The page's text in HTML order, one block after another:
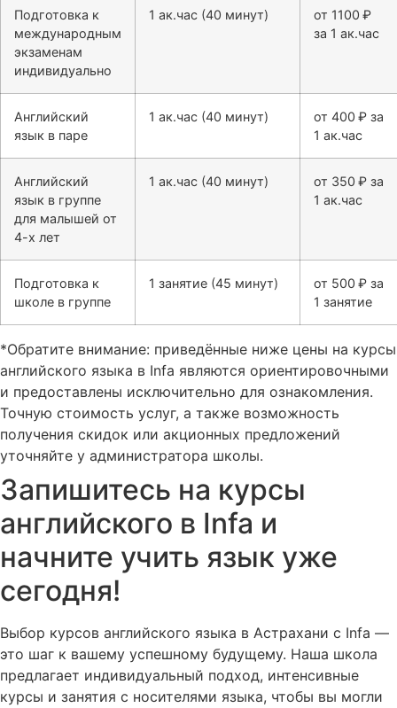
Подготовка к
международным
экзаменам
индивидуально
1 ак.час (40 минут)
от 1100 ₽
за 1 ак.час
Английский
язык в паре
1 ак.час (40 минут)
от 400 ₽ за
1 ак.час
Английский
язык в группе
для малышей от
4-х лет
1 ак.час (40 минут)
от 350 ₽ за
1 ак.час
Подготовка к
школе в группе
1 занятие (45 минут)
от 500 ₽ за
1 занятие
*Обратите внимание: приведённые ниже цены на курсы
английского языка в Infa являются ориентировочными
и предоставлены исключительно для ознакомления.
Точную стоимость услуг, а также возможность
получения скидок или акционных предложений
уточняйте у администратора школы.
Запишитесь на курсы
английского в Infa и
начните учить язык уже
сегодня!
Выбор курсов английского языка в Астрахани с Infa —
это шаг к вашему успешному будущему. Наша школа
предлагает индивидуальный подход, интенсивные
курсы и занятия с носителями языка, чтобы вы могли